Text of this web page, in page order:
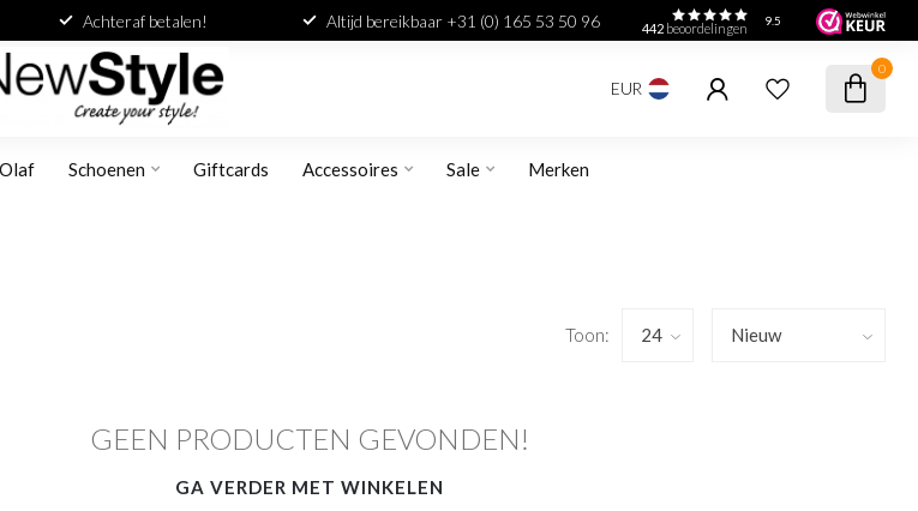
Achteraf betalen! Altijd bereikbaar +31 (0) 165 53 50 96 442beoordelingen
9.5
EUR
0
Olaf Schoenen Giftcards Accessoires Sale Merken
Toon:
GEEN PRODUCTEN GEVONDEN!
GA VERDER MET WINKELEN